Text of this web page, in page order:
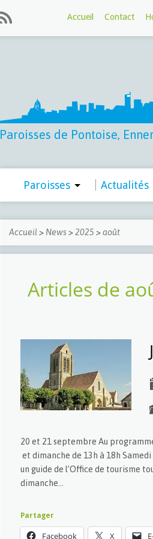
Accueil Contact
Paroisses de Pontoise,
Paroisses Actualités
Accueil > News > 2025 >août
Articles de
20 et 21 septembre Au
et dimanche de 13h à 18h
un guide de l’Office de tourisme
dimanche…
Partager
Facebook X